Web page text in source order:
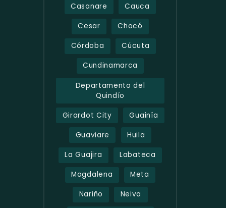
Casanare Cauca
Cesar Chocó
Córdoba Cúcuta
Cundinamarca
Departamento del
Quindío
Girardot City Guainía
Guaviare Huila
La Guajira Labateca
Magdalena Meta
Nariño Neiva